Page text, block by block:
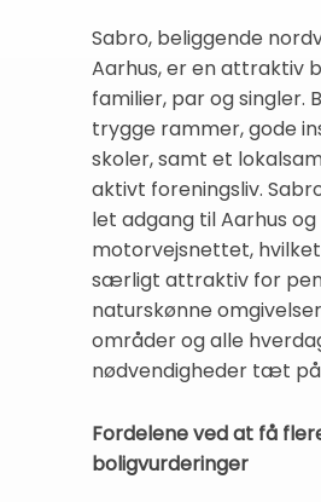
Sabro, beliggende
Aarhus, er en attraktiv
familier, par og singler.
trygge rammer, gode
skoler, samt et
aktivt foreningsliv.
let adgang til Aarhus og
motorvejsnettet,
særligt attraktiv for
naturskønne
områder og alle
nødvendigheder tæt
Fordelene ved at få
boligvurderinger